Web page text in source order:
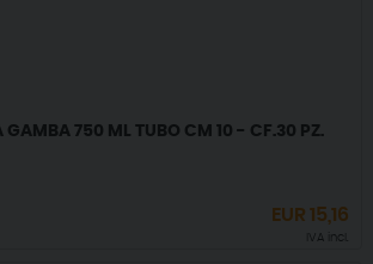
GAMBA 750 ML TUBO CM 10 - CF.30 PZ.
EUR15,16
IVA incl.